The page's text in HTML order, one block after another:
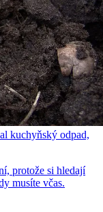
kuchyňský odpad,
protože si hledají
musíte včas.